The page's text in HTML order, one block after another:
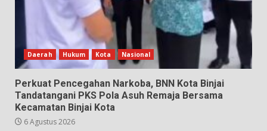
Daerah Hukum Kota Nasional
Perkuat Pencegahan Narkoba, BNN Kota Binjai
Tandatangani PKS Pola Asuh Remaja Bersama
Kecamatan Binjai Kota
6 Agustus 2026